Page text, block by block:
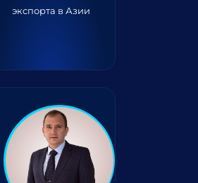
экспорта в Азии